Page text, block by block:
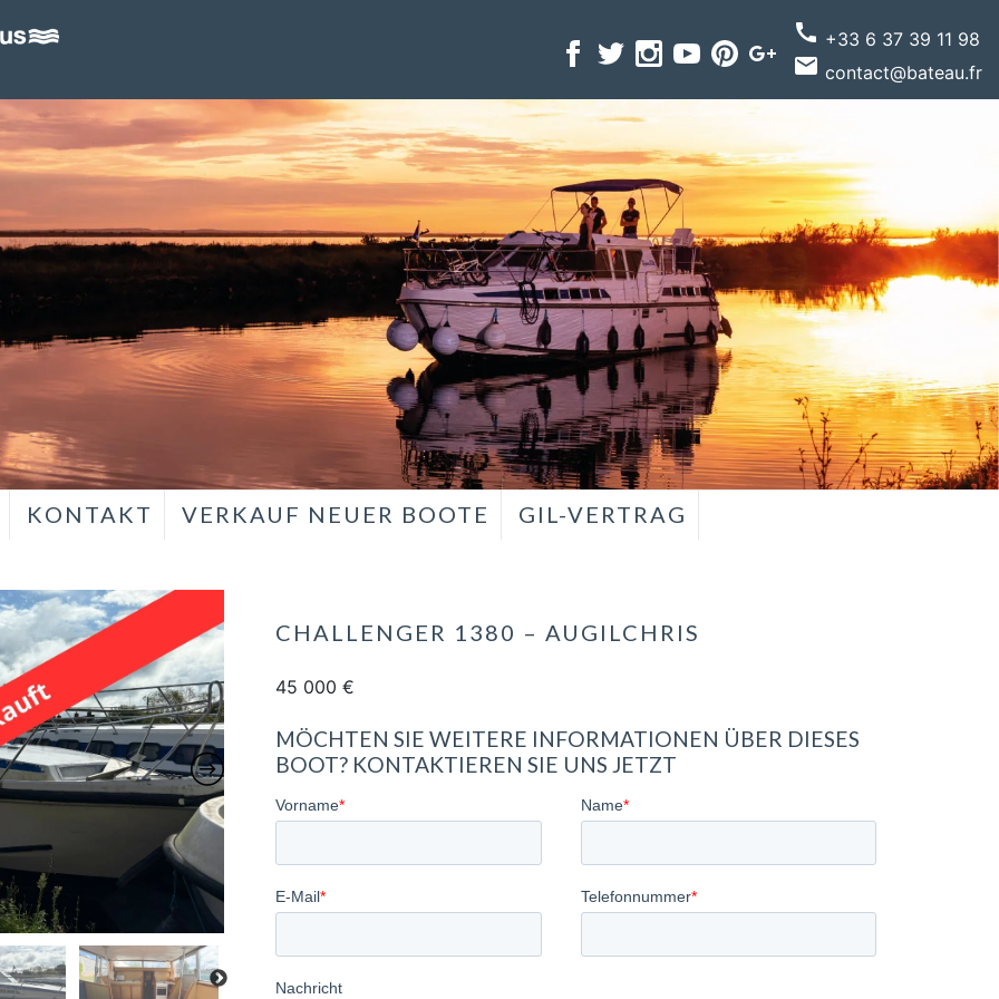
call +33 6 37 39 11 98
email contact@bateau.fr
KONTAKT VERKAUF NEUER BOOTE
GIL-VERTRAG
CHALLENGER 1380 – AUGILCHRIS
45 000 €
MÖCHTEN SIE WEITERE INFORMATIONEN ÜBER DIESES
BOOT? KONTAKTIEREN SIE UNS JETZT